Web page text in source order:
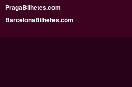
PragaBilhetes.com
BarcelonaBilhetes.com